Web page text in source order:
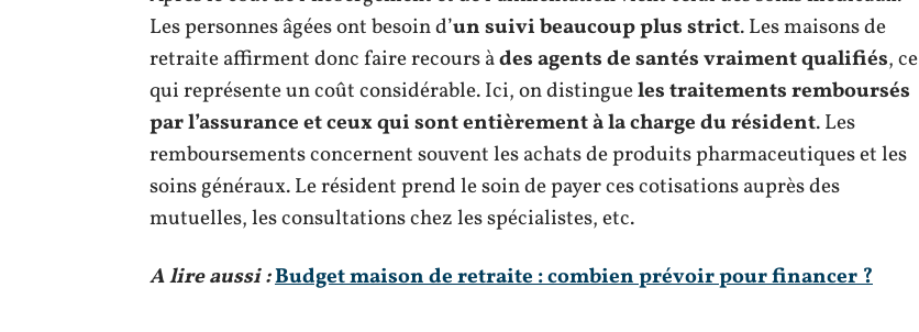
Les personnes âgées ont besoin d’un suivi beaucoup plus strict. Les maisons de
retraite affirment donc faire recours àdes agents de santés vraiment qualifiés, ce
qui représente un coût considérable. Ici, on distingueles traitements remboursés
par l’assurance et ceux qui sont entièrement à la charge du résident. Les
remboursements concernent souvent les achats de produits pharmaceutiques et les
soins généraux. Le résident prend le soin de payer ces cotisations auprès des
mutuelles, les consultations chez les spécialistes, etc.
A lire aussi :Budget maison de retraite : combien prévoir pour financer ?